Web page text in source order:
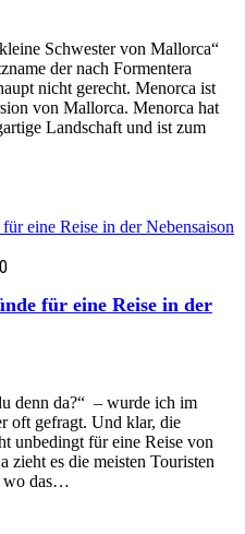
Schwester von Mallorca“
der nach Formentera
nicht gerecht. Menorca ist
von Mallorca. Menorca hat
Landschaft und ist zum
für eine Reise in der
denn da?“ – wurde ich im
oft gefragt. Und klar, die
unbedingt für eine Reise von
zieht es die meisten Touristen
wo das…